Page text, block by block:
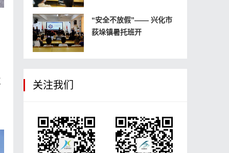
“安全不放假”—— 兴化市
荻垛镇暑托班开
关注我们